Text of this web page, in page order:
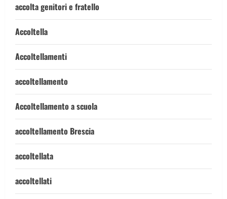
accolta genitori e fratello
Accoltella
Accoltellamenti
accoltellamento
Accoltellamento a scuola
accoltellamento Brescia
accoltellata
accoltellati